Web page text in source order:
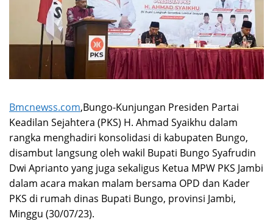
Bmcnewss.com,Bungo-Kunjungan Presiden Partai
Keadilan Sejahtera (PKS) H. Ahmad Syaikhu dalam
rangka menghadiri konsolidasi di kabupaten Bungo,
disambut langsung oleh wakil Bupati Bungo Syafrudin
Dwi Aprianto yang juga sekaligus Ketua MPW PKS Jambi
dalam acara makan malam bersama OPD dan Kader
PKS di rumah dinas Bupati Bungo, provinsi Jambi,
Minggu (30/07/23).